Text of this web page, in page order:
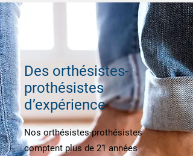
Des orthésistes-
prothésistes
d’expérience
Nos orthésistes-prothésistes
comptent plus de 21 années